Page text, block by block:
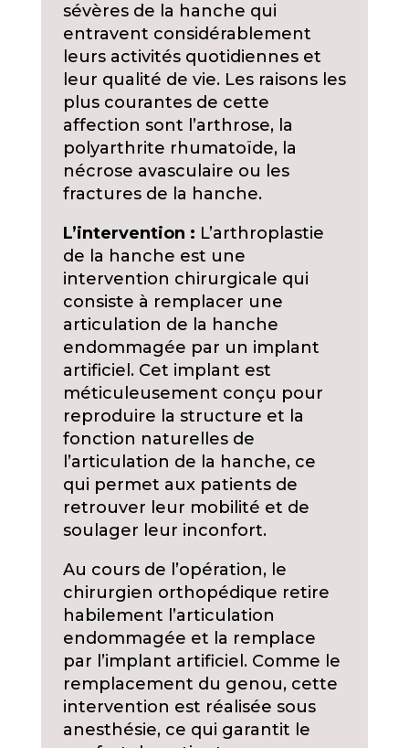
sévères de la hanche qui
entravent considérablement
leurs activités quotidiennes et
leur qualité de vie. Les raisons les
plus courantes de cette
affection sont l’arthrose, la
polyarthrite rhumatoïde, la
nécrose avasculaire ou les
fractures de la hanche.
L’intervention : L’arthroplastie
de la hanche est une
intervention chirurgicale qui
consiste à remplacer une
articulation de la hanche
endommagée par un implant
artificiel. Cet implant est
méticuleusement conçu pour
reproduire la structure et la
fonction naturelles de
l’articulation de la hanche, ce
qui permet aux patients de
retrouver leur mobilité et de
soulager leur inconfort.
Au cours de l’opération, le
chirurgien orthopédique retire
habilement l’articulation
endommagée et la remplace
par l’implant artificiel. Comme le
remplacement du genou, cette
intervention est réalisée sous
anesthésie, ce qui garantit le